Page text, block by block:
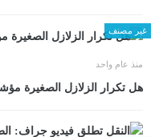
غير مصنف
منذ عام واحد
هل تكرار الزلازل الصغيرة